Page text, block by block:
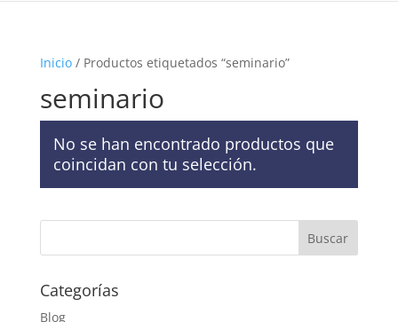
Inicio/ Productos etiquetados “seminario”
seminario
No se han encontrado productos que
coincidan con tu selección.
Categorías
Blog